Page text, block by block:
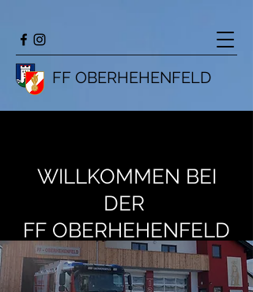
FF OBERHEHENFELD
WILLKOMMEN BEI
DER
FF OBERHEHENFELD